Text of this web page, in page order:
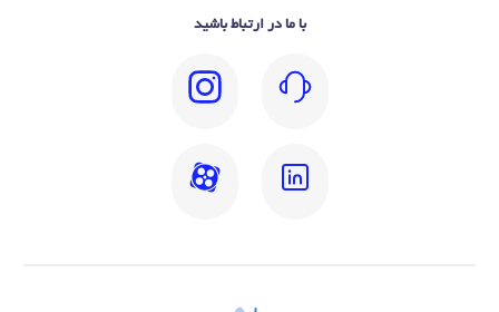
با ما در ارتباط باشید